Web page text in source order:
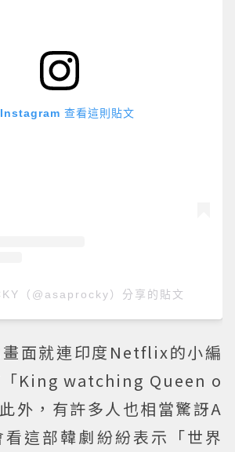
查看這則貼文
（@asaprocky）分享的貼文
面就連印度Netflix的小編
「King watching Queen o
外，有許多人也相當驚訝A
這部韓劇紛紛表示「世界